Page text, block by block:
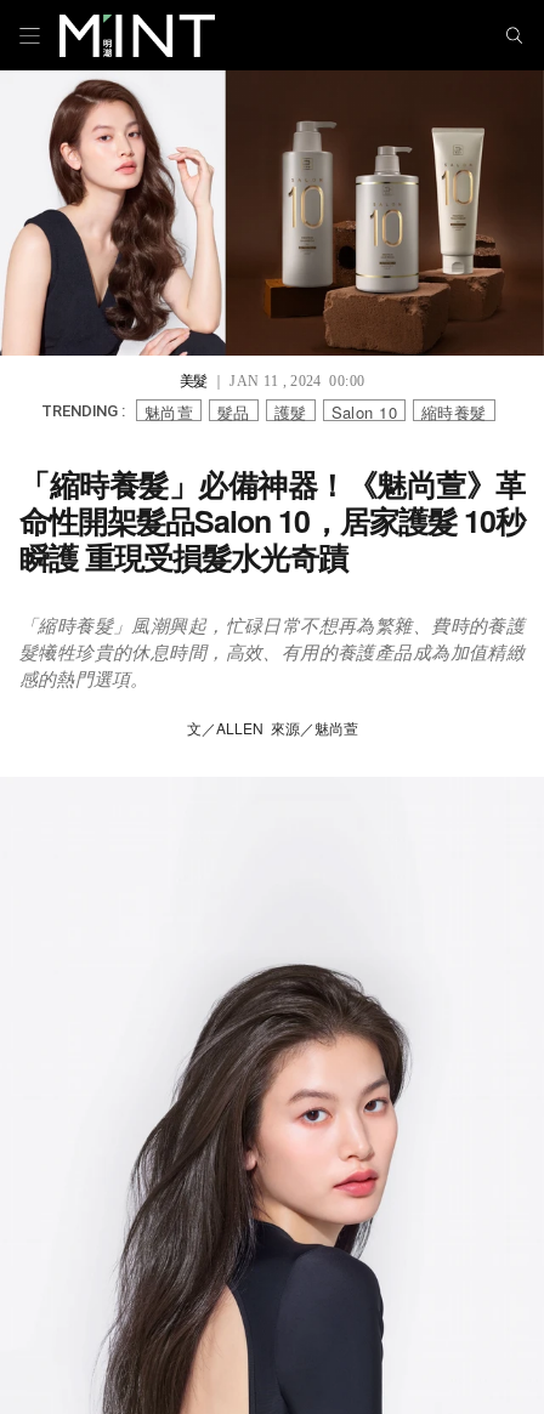
美髮｜ JAN 11 , 2024 00:00
TRENDING : 魅尚萱 髮品 護髮 Salon 10 縮時養髮
「縮時養髮」必備神器！《魅尚萱》革
命性開架髮品Salon 10，居家護髮 10秒
瞬護 重現受損髮水光奇蹟
「縮時養髮」風潮興起，忙碌日常不想再為繁雜、費時的養護
髮犧牲珍貴的休息時間，高效、有用的養護產品成為加值精緻
感的熱門選項。
文／ALLEN 來源／魅尚萱